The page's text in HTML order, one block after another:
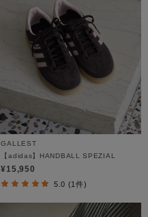
GALLEST
【adidas】HANDBALL SPEZIAL
¥15,950
5.0 (1件)